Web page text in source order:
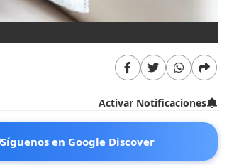
Activar Notificaciones
Síguenos en Google Discover